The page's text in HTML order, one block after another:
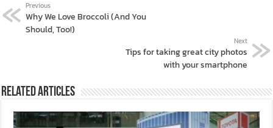
Previous
Why We Love Broccoli (And You
Should, Too!)
Next
Tips for taking great city photos
with your smartphone
Related Articles